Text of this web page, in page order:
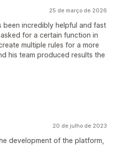
25 de março de 2026
been incredibly helpful and fast
for a certain function in
multiple rules for a more
his team produced results the
20 de julho de 2023
development of the platform,